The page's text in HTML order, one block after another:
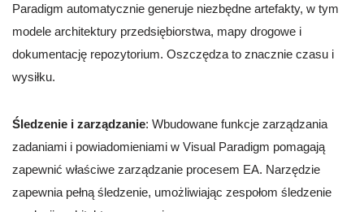
Paradigm automatycznie generuje niezbędne artefakty, w tym
modele architektury przedsiębiorstwa, mapy drogowe i
dokumentację repozytorium. Oszczędza to znacznie czasu i
wysiłku.
Śledzenie i zarządzanie: Wbudowane funkcje zarządzania
zadaniami i powiadomieniami w Visual Paradigm pomagają
zapewnić właściwe zarządzanie procesem EA. Narzędzie
zapewnia pełną śledzenie, umożliwiając zespołom śledzenie